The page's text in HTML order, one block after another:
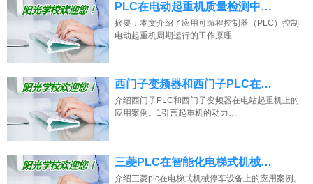
PLC在电动起重机质量检测中…
摘要：本文介绍了应用可编程控制器（PLC）控制
电动起重机周期运行的工作原理…
西门子变频器和西门子PLC在…
介绍西门子PLC和西门子变频器在电站起重机上的
应用案例。1引言起重机的动力…
三菱PLC在智能化电梯式机械…
介绍三菱plc在电梯式机械停车设备上的应用案例。